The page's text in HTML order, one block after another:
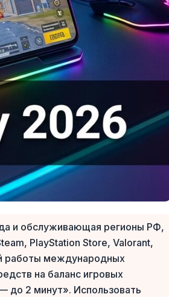
и обслуживающая регионы РФ,
PlayStation Store, Valorant,
работы международных
на баланс игровых
до 2 минут». Использовать